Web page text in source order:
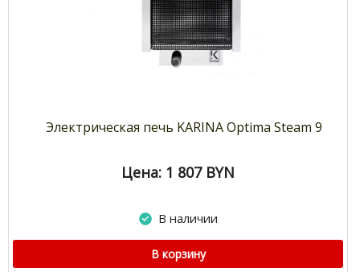
Электрическая печь KARINA Optima Steam 9
Цена: 1 807 BYN
В наличии
В корзину